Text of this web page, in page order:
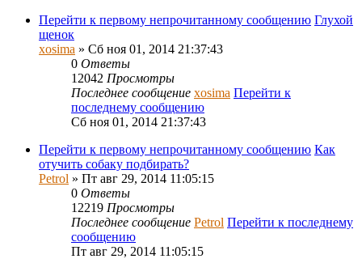
Перейти к первому непрочитанному сообщению Глухой
щенок
xosima » Сб ноя 01, 2014 21:37:43
0 Ответы
12042 Просмотры
Последнее сообщение xosima Перейти к
последнему сообщению
Сб ноя 01, 2014 21:37:43
Перейти к первому непрочитанному сообщению Как
отучить собаку подбирать?
Petrol » Пт авг 29, 2014 11:05:15
0 Ответы
12219 Просмотры
Последнее сообщение Petrol Перейти к последнему
сообщению
Пт авг 29, 2014 11:05:15